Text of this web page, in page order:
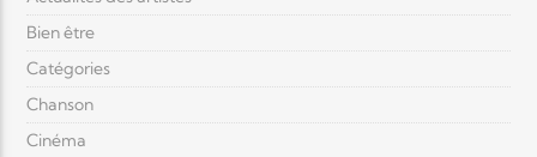
Bien être
Catégories
Chanson
Cinéma